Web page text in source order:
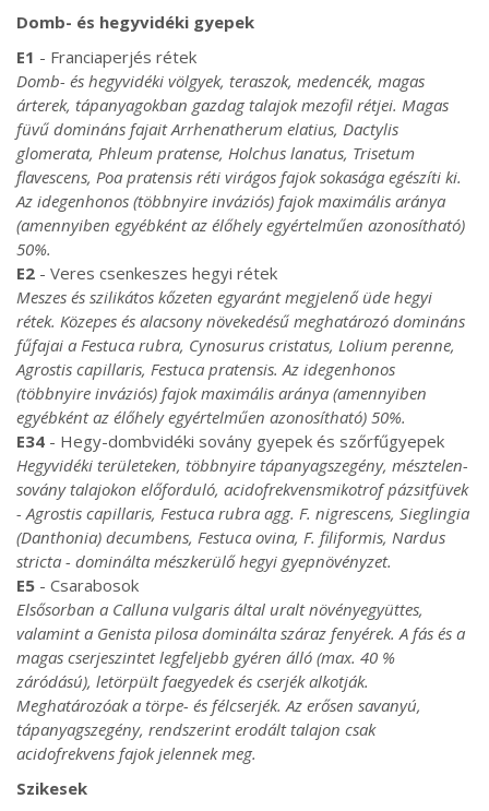
Domb- és hegyvidéki gyepek
E1 - Franciaperjés rétek
Domb- és hegyvidéki völgyek, teraszok, medencék, magas
árterek, tápanyagokban gazdag talajok mezofil rétjei. Magas
füvű domináns fajait Arrhenatherum elatius, Dactylis
glomerata, Phleum pratense, Holchus lanatus, Trisetum
flavescens, Poa pratensis réti virágos fajok sokasága egészíti ki.
Az idegenhonos (többnyire inváziós) fajok maximális aránya
(amennyiben egyébként az élőhely egyértelműen azonosítható)
50%.
E2 - Veres csenkeszes hegyi rétek
Meszes és szilikátos kőzeten egyaránt megjelenő üde hegyi
rétek. Közepes és alacsony növekedésű meghatározó domináns
fűfajai a Festuca rubra, Cynosurus cristatus, Lolium perenne,
Agrostis capillaris, Festuca pratensis. Az idegenhonos
(többnyire inváziós) fajok maximális aránya (amennyiben
egyébként az élőhely egyértelműen azonosítható) 50%.
E34 - Hegy-dombvidéki sovány gyepek és szőrfűgyepek
Hegyvidéki területeken, többnyire tápanyagszegény, mésztelen-
sovány talajokon előforduló, acidofrekvensmikotrof pázsitfüvek
- Agrostis capillaris, Festuca rubra agg. F. nigrescens, Sieglingia
(Danthonia) decumbens, Festuca ovina, F. filiformis, Nardus
stricta - dominálta mészkerülő hegyi gyepnövényzet.
E5 - Csarabosok
Elsősorban a Calluna vulgaris által uralt növényegyüttes,
valamint a Genista pilosa dominálta száraz fenyérek. A fás és a
magas cserjeszintet legfeljebb gyéren álló (max. 40 %
záródású), letörpült faegyedek és cserjék alkotják.
Meghatározóak a törpe- és félcserjék. Az erősen savanyú,
tápanyagszegény, rendszerint erodált talajon csak
acidofrekvens fajok jelennek meg.
Szikesek